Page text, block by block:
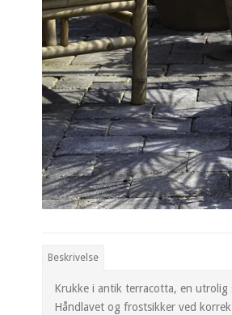
Beskrivelse
Krukke i antik terracotta, en utrolig
Håndlavet og frostsikker ved